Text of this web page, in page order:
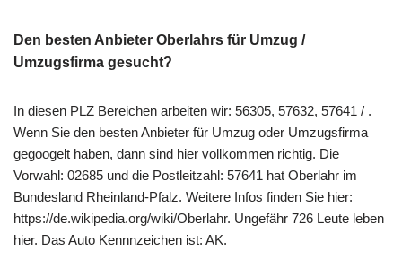
Den besten Anbieter Oberlahrs für Umzug /
Umzugsfirma gesucht?
In diesen PLZ Bereichen arbeiten wir: 56305, 57632, 57641 / .
Wenn Sie den besten Anbieter für Umzug oder Umzugsfirma
gegoogelt haben, dann sind hier vollkommen richtig. Die
Vorwahl: 02685 und die Postleitzahl: 57641 hat Oberlahr im
Bundesland Rheinland-Pfalz. Weitere Infos finden Sie hier:
https://de.wikipedia.org/wiki/Oberlahr. Ungefähr 726 Leute leben
hier. Das Auto Kennnzeichen ist: AK.